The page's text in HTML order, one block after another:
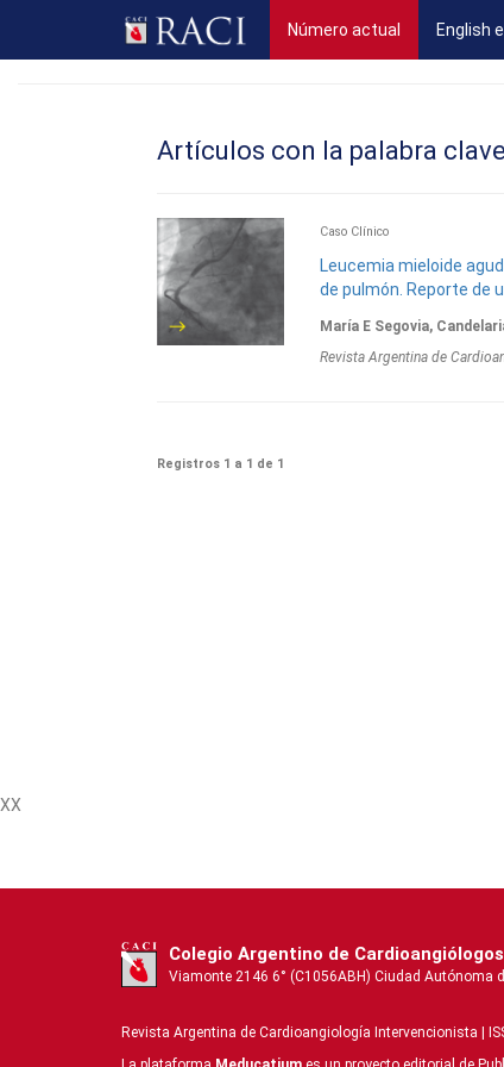
Número actual (current)English
Artículos con la palabra
Caso Clínico
Leucemia mieloide
de pulmón. Reporte de
María E Segovia,
Revista Argentina de
Registros 1 a 1 de 1
XX
Colegio Argentino de
Viamonte 2146 6° (C1056ABH) Ciudad Autónoma
Revista Argentina de Cardioangiologí­a Intervencionista |